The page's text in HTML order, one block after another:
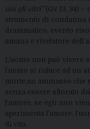
uni gli altri”(Gv 13, 34)
strumento di condanna
drammatico, evento
umana e rivelatore
L’uomo non può vivere
l’uomo si riduce ad un
morte,un ammasso che
senza essere sfiorato
l’amore, se egli non
sperimenta l’amore,
di vita.